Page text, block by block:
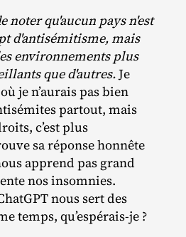
noter qu'aucun pays n'est
d'antisémitisme, mais
environnements plus
que d'autres.Je
je n’aurais pas bien
partout, mais
c’est plus
sa réponse honnête
apprend pas grand
nos insomnies.
nous sert des
temps, qu’espérais-je ?